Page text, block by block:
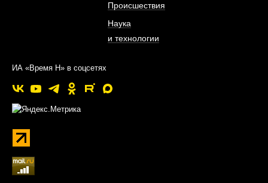
Происшествия
Наука
и технологии
ИА «Время Н» в соцсетях